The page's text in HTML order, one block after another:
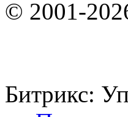
© 2001-
Битрикс: